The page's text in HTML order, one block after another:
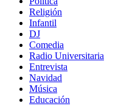
Religión
Infantil
DJ
Comedia
Radio Universitaria
Entrevista
Navidad
Música
Educación